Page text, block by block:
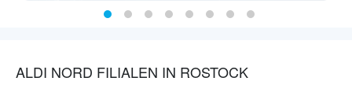
ALDI NORD FILIALEN IN ROSTOCK